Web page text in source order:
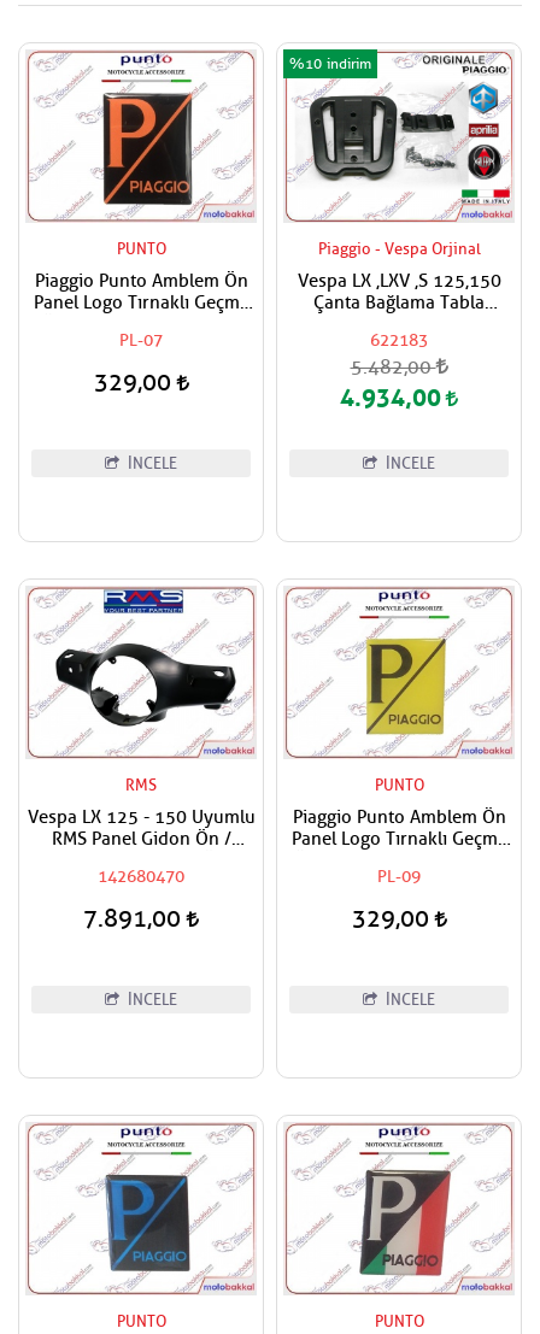
PUNTO
Piaggio Punto Amblem Ön
Panel Logo Tırnaklı Geçme
Turuncu-siyah
PL-07
329,00
İNCELE
Piaggio - Vespa Orjinal
Vespa LX ,LXV ,S 125,150
Çanta Bağlama Tabla
622183
%10
5.482,00
4.934,00
İNCELE
RMS
Vespa LX 125 - 150 Uyumlu
RMS Panel Gidon Ön /
Boyasız
142680470
7.891,00
İNCELE
PUNTO
Piaggio Punto Amblem Ön
Panel Logo Tırnaklı Geçme
Siyah
PL-09
329,00
İNCELE
PUNTO PUNTO